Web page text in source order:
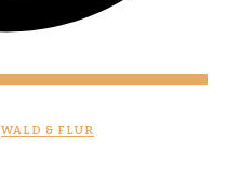
WALD & FLUR